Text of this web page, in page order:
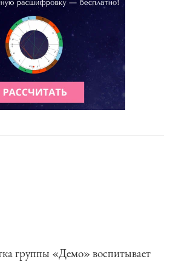
группы «Демо» воспитывает